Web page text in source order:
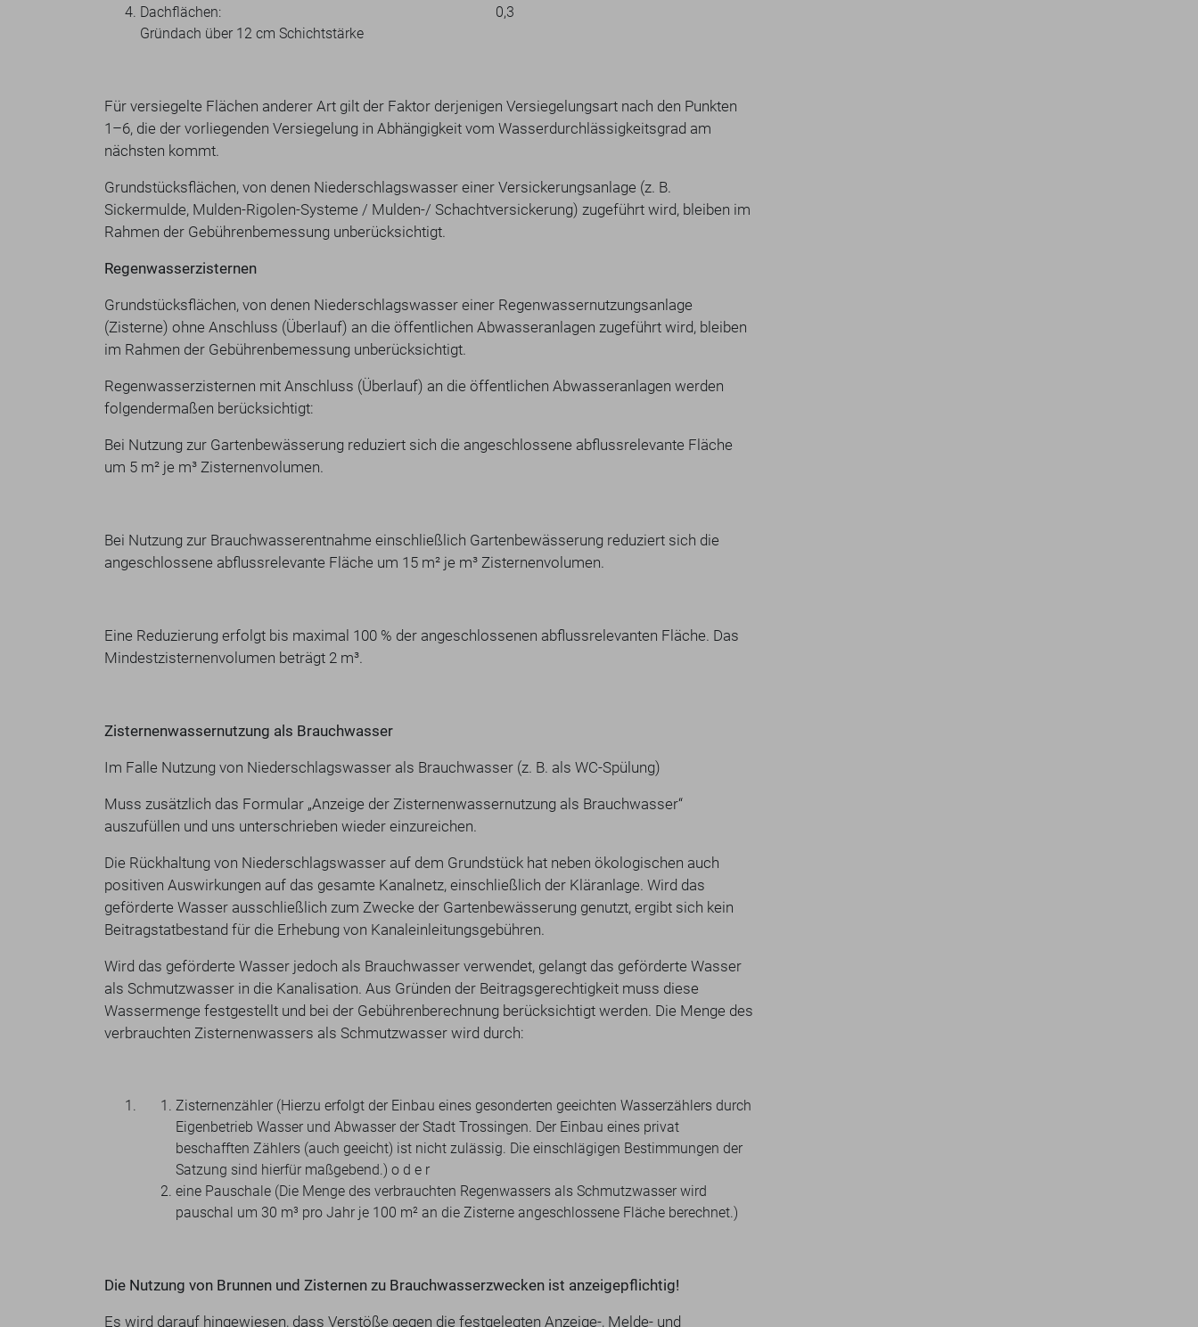
Dachflächen: 0,3
Gründach über 12 cm Schichtstärke
Für versiegelte Flächen anderer Art gilt der Faktor derjenigen Versiegelungsart nach den Punkten
1–6, die der vorliegenden Versiegelung in Abhängigkeit vom Wasserdurchlässigkeitsgrad am
nächsten kommt.
Grundstücksflächen, von denen Niederschlagswasser einer Versickerungsanlage (z. B.
Sickermulde, Mulden-Rigolen-Systeme / Mulden-/ Schachtversickerung) zugeführt wird, bleiben im
Rahmen der Gebührenbemessung unberücksichtigt.
Regenwasserzisternen
Grundstücksflächen, von denen Niederschlagswasser einer Regenwassernutzungsanlage
(Zisterne) ohne Anschluss (Überlauf) an die öffentlichen Abwasseranlagen zugeführt wird, bleiben
im Rahmen der Gebührenbemessung unberücksichtigt.
Regenwasserzisternen mit Anschluss (Überlauf) an die öffentlichen Abwasseranlagen werden
folgendermaßen berücksichtigt:
Bei Nutzung zur Gartenbewässerung reduziert sich die angeschlossene abflussrelevante Fläche
um 5 m² je m³ Zisternenvolumen.
Bei Nutzung zur Brauchwasserentnahme einschließlich Gartenbewässerung reduziert sich die
angeschlossene abflussrelevante Fläche um 15 m² je m³ Zisternenvolumen.
Eine Reduzierung erfolgt bis maximal 100 % der angeschlossenen abflussrelevanten Fläche. Das
Mindestzisternenvolumen beträgt 2 m³.
Zisternenwassernutzung als Brauchwasser
Im Falle Nutzung von Niederschlagswasser als Brauchwasser (z. B. als WC-Spülung)
Muss zusätzlich das Formular „Anzeige der Zisternenwassernutzung als Brauchwasser“
auszufüllen und uns unterschrieben wieder einzureichen.
Die Rückhaltung von Niederschlagswasser auf dem Grundstück hat neben ökologischen auch
positiven Auswirkungen auf das gesamte Kanalnetz, einschließlich der Kläranlage. Wird das
geförderte Wasser ausschließlich zum Zwecke der Gartenbewässerung genutzt, ergibt sich kein
Beitragstatbestand für die Erhebung von Kanaleinleitungsgebühren.
Wird das geförderte Wasser jedoch als Brauchwasser verwendet, gelangt das geförderte Wasser
als Schmutzwasser in die Kanalisation. Aus Gründen der Beitragsgerechtigkeit muss diese
Wassermenge festgestellt und bei der Gebührenberechnung berücksichtigt werden. Die Menge des
verbrauchten Zisternenwassers als Schmutzwasser wird durch:
Zisternenzähler (Hierzu erfolgt der Einbau eines gesonderten geeichten Wasserzählers durch
Eigenbetrieb Wasser und Abwasser der Stadt Trossingen. Der Einbau eines privat
beschafften Zählers (auch geeicht) ist nicht zulässig. Die einschlägigen Bestimmungen der
Satzung sind hierfür maßgebend.) o d e r
eine Pauschale (Die Menge des verbrauchten Regenwassers als Schmutzwasser wird
pauschal um 30 m³ pro Jahr je 100 m² an die Zisterne angeschlossene Fläche berechnet.)
Die Nutzung von Brunnen und Zisternen zu Brauchwasserzwecken ist anzeigepflichtig!
Es wird darauf hingewiesen, dass Verstöße gegen die festgelegten Anzeige-, Melde- und